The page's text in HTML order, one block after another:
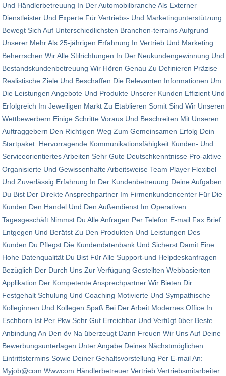
Und Händlerbetreuung In Der Automobilbranche Als Externer
Dienstleister Und Experte Für Vertriebs- Und Marketingunterstützung
Bewegt Sich Auf Unterschiedlichsten Branchen-terrains Aufgrund
Unserer Mehr Als 25-jährigen Erfahrung In Vertrieb Und Marketing
Beherrschen Wir Alle Stilrichtungen In Der Neukundengewinnung Und
Bestandskundenbetreuung Wir Hören Genau Zu Definieren Präzise
Realistische Ziele Und Beschaffen Die Relevanten Informationen Um
Die Leistungen Angebote Und Produkte Unserer Kunden Effizient Und
Erfolgreich Im Jeweiligen Markt Zu Etablieren Somit Sind Wir Unseren
Wettbewerbern Einige Schritte Voraus Und Beschreiten Mit Unseren
Auftraggebern Den Richtigen Weg Zum Gemeinsamen Erfolg Dein
Startpaket: Hervorragende Kommunikationsfähigkeit Kunden- Und
Serviceorientiertes Arbeiten Sehr Gute Deutschkenntnisse Pro-aktive
Organisierte Und Gewissenhafte Arbeitsweise Team Player Flexibel
Und Zuverlässig Erfahrung In Der Kundenbetreuung Deine Aufgaben:
Du Bist Der Direkte Ansprechpartner Im Firmenkundencenter Für Die
Kunden Den Handel Und Den Außendienst Im Operativen
Tagesgeschäft Nimmst Du Alle Anfragen Per Telefon E-mail Fax Brief
Entgegen Und Berätst Zu Den Produkten Und Leistungen Des
Kunden Du Pflegst Die Kundendatenbank Und Sicherst Damit Eine
Hohe Datenqualität Du Bist Für Alle Support-und Helpdeskanfragen
Bezüglich Der Durch Uns Zur Verfügung Gestellten Webbasierten
Applikation Der Kompetente Ansprechpartner Wir Bieten Dir:
Festgehalt Schulung Und Coaching Motivierte Und Sympathische
Kolleginnen Und Kollegen Spaß Bei Der Arbeit Modernes Office In
Eschborn Ist Per Pkw Sehr Gut Erreichbar Und Verfügt über Beste
Anbindung An Den öv Na überzeugt Dann Freuen Wir Uns Auf Deine
Bewerbungsunterlagen Unter Angabe Deines Nächstmöglichen
Eintrittstermins Sowie Deiner Gehaltsvorstellung Per E-mail An:
Myjob@com Wwwcom Händlerbetreuer Vertrieb Vertriebsmitarbeiter